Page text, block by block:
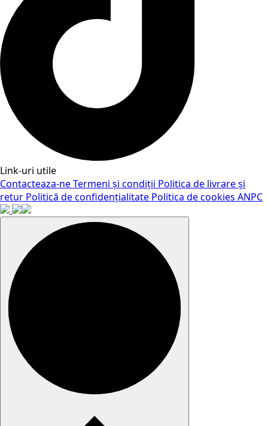
Link-uri utile
Contacteaza-neTermeni și condiții Politica de livrare și
retur Politică de confidențialitate Politica de cookies ANPC